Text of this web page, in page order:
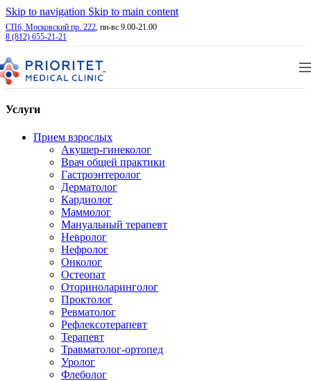
Skip to navigation Skip to main content
СПб, Московский пр. 222, пн-вс 9.00-21.00
8 (812) 655-21-21
Услуги
Прием взрослых
Акушер-гинеколог
Врач общей практики
Гастроэнтеролог
Дерматолог
Кардиолог
Маммолог
Мануальный терапевт
Невролог
Нефролог
Онколог
Остеопат
Оториноларинголог
Проктолог
Ревматолог
Рефлексотерапевт
Терапевт
Травматолог-ортопед
Уролог
Флеболог